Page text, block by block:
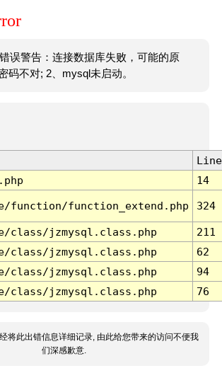
误警告：连接数据库失败，可能的原
码不对; 2、mysql未启动。
Line
14
function/function_extend.php 324
class/jzmysql.class.php
211
class/jzmysql.class.php
62
class/jzmysql.class.php
94
class/jzmysql.class.php 76
将此出错信息详细记录, 由此给您带来的访问不便我
们深感歉意.